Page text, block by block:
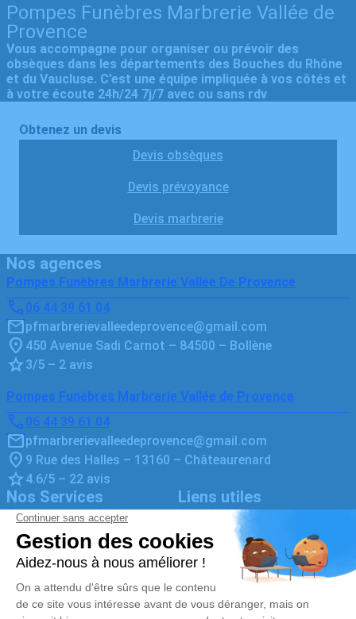
Pompes Funèbres Marbrerie Vallée de
Provence
Vous accompagne pour organiser ou prévoir des
obsèques dans les départements des Bouches du Rhône
et du Vaucluse. C’est une équipe impliquée à vos côtés et
à votre écoute 24h/24 7j/7 avec ou sans rdv
Obtenez un devis
Devis obsèques
Devis prévoyance
Devis marbrerie
Nos agences
Pompes Funèbres Marbrerie Vallée De Provence
06 44 39 61 04
pfmarbrerievalleedeprovence@gmail.com
450 Avenue Sadi Carnot – 84500 – Bollène
3/5 – 2 avis
Pompes Funèbres Marbrerie Vallée de Provence
06 44 39 61 04
pfmarbrerievalleedeprovence@gmail.com
9 Rue des Halles – 13160 – Châteaurenard
4.6/5 – 22 avis
Nos Services
Organiser des obsèques
Monuments funéraires
Services aux familles
Liens utiles
Avis de décès
Demande de rendez-vous en
agence
Nos réseaux sociaux